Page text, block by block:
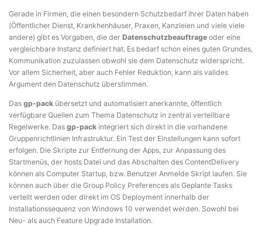
Gerade in Firmen, die einen besondern Schutzbedarf ihrer Daten haben
(Öffentlicher Dienst, Krankhenhäuser, Praxen, Kanzleien und viele viele
andere) gibt es Vorgaben, die der Datenschutzbeauftrage oder eine
vergleichbare Instanz definiert hat. Es bedarf schon eines guten Grundes,
Kommunikation zuzulassen obwohl sie dem Datenschutz widerspricht.
Vor allem Sicherheit, aber auch Fehler Reduktion, kann als valides
Argument den Datenschutz überstimmen.
Das gp-pack übersetzt und automatisiert anerkannte, öffentlich
verfügbare Quellen zum Thema Datenschutz in zentral verteilbare
Regelwerke. Das gp-pack integriert sich direkt in die vorhandene
Gruppenrichtlinien Infrastruktur. Ein Test der Einstellungen kann sofort
erfolgen. Die Skripte zur Entfernung der Apps, zur Anpassung des
Startmenüs, der hosts Datei und das Abschalten des ContentDelivery
können als Computer Startup, bzw. Benutzer Anmelde Skript laufen. Sie
können auch über die Group Policy Preferences als Geplante Tasks
verteilt werden oder direkt im OS Deployment innerhalb der
Installationssequenz von Windows 10 verwendet werden. Sowohl bei
Neu- als auch Feature Upgrade Installation.